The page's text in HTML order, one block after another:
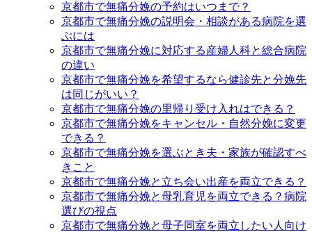
京都市で無痛分娩の予約はいつまで？
京都市で無痛分娩の説明会・相談がある病院を選
ぶには
京都市で無痛分娩に対応する産婦人科と総合病院
の違い
京都市で無痛分娩を希望するなら健診先と分娩先
は同じがいい？
京都市で無痛分娩の里帰り受け入れはできる？
京都市で無痛分娩をキャンセル・自然分娩に変更
できる？
京都市で無痛分娩を選ぶとき夫・家族が確認すべ
きこと
京都市で無痛分娩と立ち会い出産を両立できる？
京都市で無痛分娩と母乳育児を両立できる？病院
選びの視点
京都市で無痛分娩と母子同室を両立したい人向け